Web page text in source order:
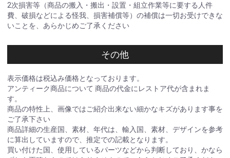
2次損害等（商品の搬入・搬出・設置・組立作業等に要する人件
費、破損などによる怪我、損害補償等）の補償は一切お受けできな
いことを、あらかじめご了承ください
その他
表示価格は税込み価格となっております。
アンティーク商品について 商品の代金にレストア代が含まれま
す。
商品の特性上、画像ではご紹介出来ない細かなキズがあります事を
ご了承下さい
商品詳細の生産国、素材、年代は、輸入国、素材、デザインを参考
に算出していますので、推定での記載となります。
買い付けた国、使用しているパーツなどから判断しており、かなら